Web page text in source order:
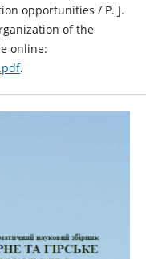
opportunities / P. J.
of the
online:
.